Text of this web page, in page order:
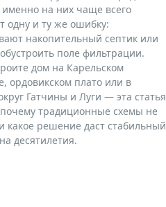
именно на них чаще всего
одну и ту же ошибку:
накопительный септик или
поле фильтрации.
дом на Карельском
ордовикском плато или в
Гатчины и Луги — эта статья
традиционные схемы не
какое решение даст стабильный
десятилетия.